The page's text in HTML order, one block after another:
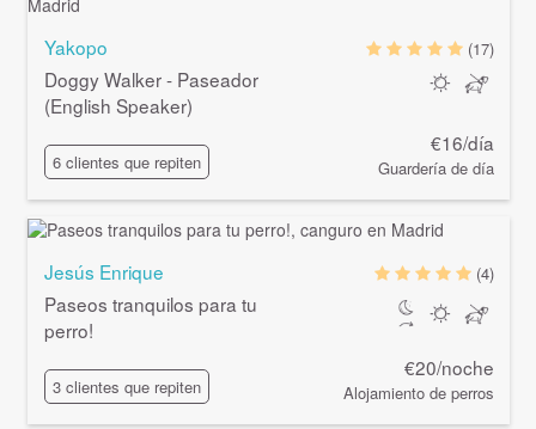
Yakopo
Doggy Walker - Paseador
(English Speaker)
6 clientes que repiten
(17)
€16/día
Guardería de día
Jesús Enrique
Paseos tranquilos para tu
perro!
3 clientes que repiten
(4)
€20/noche
Alojamiento de perros